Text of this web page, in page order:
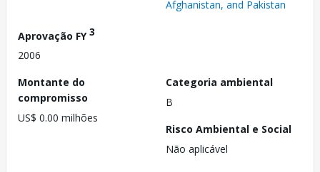
Afghanistan, and Pakistan
Aprovação FY3
2006
Montante do
compromisso
US$ 0.00 milhões
Categoria ambiental
B
Risco Ambiental e Social
Não aplicável